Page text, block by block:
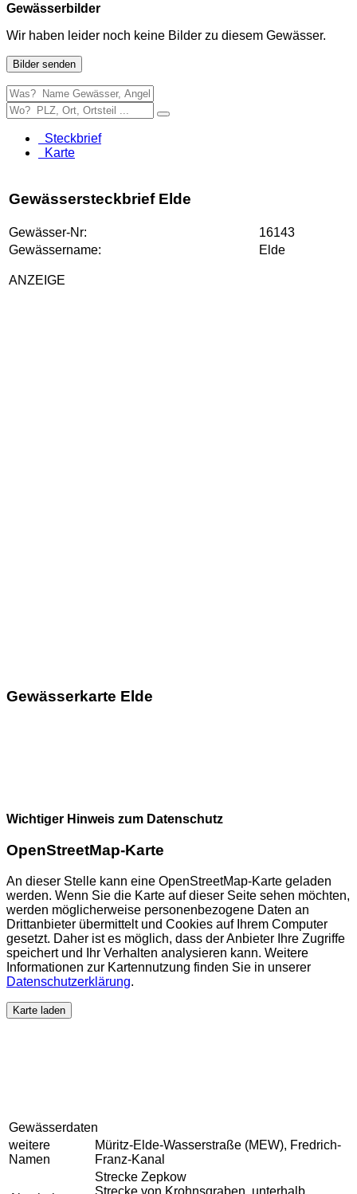
Gewässerbilder
Wir haben leider noch keine Bilder zu diesem Gewässer.
Bilder senden
Steckbrief
Karte
Gewässersteckbrief Elde
Gewässer-Nr:
16143
Gewässername:
Elde
ANZEIGE
Gewässerkarte Elde
Wichtiger Hinweis zum Datenschutz
OpenStreetMap-Karte
An dieser Stelle kann eine OpenStreetMap-Karte geladen
werden. Wenn Sie die Karte auf dieser Seite sehen möchten,
werden möglicherweise personenbezogene Daten an
Drittanbieter übermittelt und Cookies auf Ihrem Computer
gesetzt. Daher ist es möglich, dass der Anbieter Ihre Zugriffe
speichert und Ihr Verhalten analysieren kann. Weitere
Informationen zur Kartennutzung finden Sie in unserer
Datenschutzerklärung.
Karte laden
Gewässerdaten
weitere
Namen
Müritz-Elde-Wasserstraße (MEW), Fredrich-
Franz-Kanal
Strecke Zepkow